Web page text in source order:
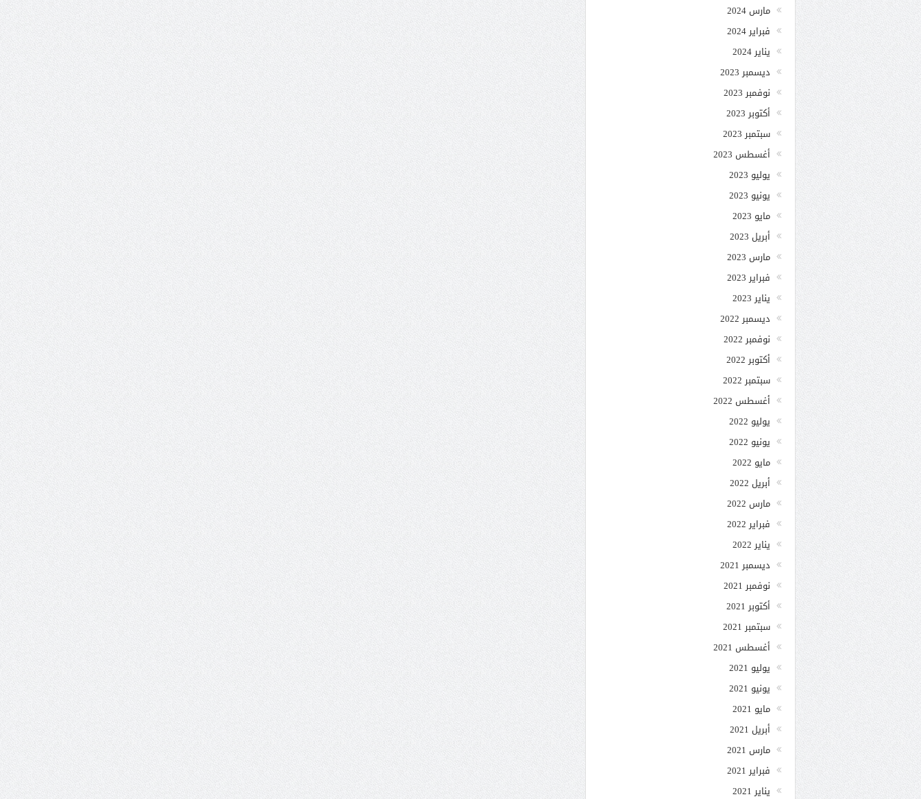
مارس 2024
فبراير 2024
يناير 2024
ديسمبر 2023
نوفمبر 2023
أكتوبر 2023
سبتمبر 2023
أغسطس 2023
يوليو 2023
يونيو 2023
مايو 2023
أبريل 2023
مارس 2023
فبراير 2023
يناير 2023
ديسمبر 2022
نوفمبر 2022
أكتوبر 2022
سبتمبر 2022
أغسطس 2022
يوليو 2022
يونيو 2022
مايو 2022
أبريل 2022
مارس 2022
فبراير 2022
يناير 2022
ديسمبر 2021
نوفمبر 2021
أكتوبر 2021
سبتمبر 2021
أغسطس 2021
يوليو 2021
يونيو 2021
مايو 2021
أبريل 2021
مارس 2021
فبراير 2021
يناير 2021